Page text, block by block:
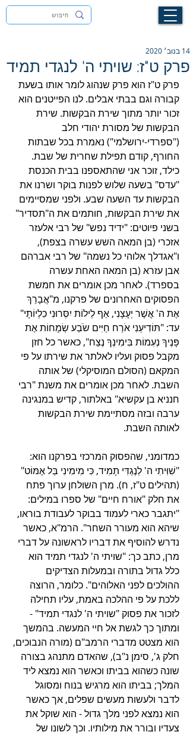
פרק ט"ז: שויתי ה' לנגדי תמיד
14 בנוב׳ 2020
פרק ט"ז הוא פרק שנהוג לומר אותו בשעת
קבורה וגם בבתי אבלים. לנו הפייטנים הוא
זכור יותר מתוך שירת הבקשות. שירת
הבקשות של מסורת יהודי חלב
("ספרדי-ירושלמי") נאמרת בכל שבתות
החורף, קודם תפילת שחרית של שבת.
כילד, זוכר אני שהתאספנו בבית הכנסת
"עדס" בשעה שלוש לפנות בוקר ושרנו את
הבקשות עד השעה שבע. ולפני שמסיימים
את שירת הבקשות, חותמים את ה"תסדיר"
בשני פיוטים: "ידיד נפש" של רבי אלעזר
אזכרי (בן המאה השש עשרה בצפת),
ו"אגדלך אלוהי כל נשמה" של רבי אברהם
אבן עזרא (בן המאה האחת עשרה
בספרד). לאחר מכן אומרים את חמשת
הפסוקים האחרונים של פרקנו, מ"אֲבָרֵךְ
אֶת ה' אֲשֶׁר יְעָצָנִי, אַף לֵילוֹת יִסְּרוּנִי כִלְיוֹתָי"
עד: "תּוֹדִיעֵנִי אֹרַח חַיִּים שֹׂבַע שְׂמָחוֹת אֶת
פָּנֶיךָ נְעִמוֹת בִּימִינְךָ נֶצַח", כאשר כל חזן
מקבל פסוק ועליו לאלתר את שירתו על פי
המקאם (הסולם המוסיקלי) של אותה
השבת. לאחר מכן אומרים את משנת "רבי
חנניא בן עקשיא" באלתור, קדיש במנגינה
ערבה ובזה מסתיימת שירת הבקשות
לאותה השבת.
כמדומני, שהפסוק המרכזי בפרקנו הוא:
"שִׁוִּיתִי ה' לְנֶגְדִּי תָמִיד, כִּי מִימִינִי בַּל אֶמּוֹט"
(תהילים ט"ז, ח). מרן השולחן ערוך פתח
את חלק "אורח חיים" של ספרו במילים:
"יתגבר כארי לעמוד בבוקר לעבודת בוראו,
שיהא הוא מעורר השחר". הרמ"א, כאשר
נדרש להוסיף את דבריו לראשונה על דברי
מרן, כתב כך: "שויתי ה' לנגדי תמיד הוא
כלל גדול בתורה ובמעלות הצדיקים
ההולכים לפני האלוהים". כלומר, הרוצה
ללכת על פי ההלכה באמת, עליו תחילה
לזכור את פסוק "שויתי ה' לנגדי תמיד" -
ומתוך כך לגשת אל חיי המעשה. בהמשך
הוא מצטט מדברי הרמב"ם (מורה הנבוכים,
חלק ג', סימן נ"ב), שהאדם מתנהג בצורה
שונה כשהוא בביתו וכאשר הוא נמצא ליד
המלך; בביתו הוא מרגיש בנוח ומסוגל
לדבר ולעשות מעשים שפלים, אך כאשר
הוא נמצא לפני מלך גדול - הוא שוקל את
צעדיו ובורר את מילותיו. וכך לשונו של